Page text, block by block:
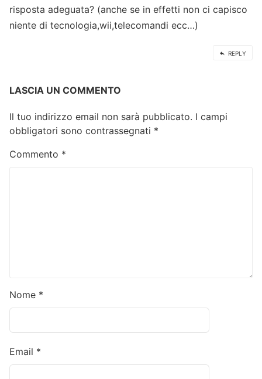
risposta adeguata? (anche se in effetti non ci capisco
niente di tecnologia,wii,telecomandi ecc…)
REPLY
LASCIA UN COMMENTO
Il tuo indirizzo email non sarà pubblicato. I campi
obbligatori sono contrassegnati *
Commento *
Nome *
Email *